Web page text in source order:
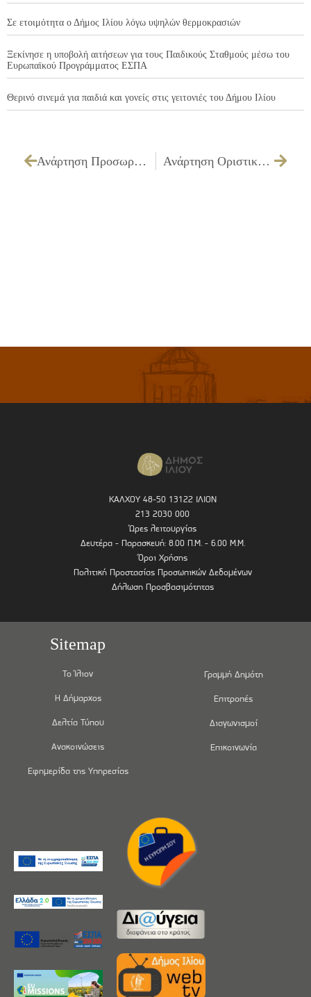
Σε ετοιμότητα ο Δήμος Ιλίου λόγω υψηλών θερμοκρασιών
Ξεκίνησε η υποβολή αιτήσεων για τους Παιδικούς Σταθμούς μέσω του
Ευρωπαϊκού Προγράμματος ΕΣΠΑ
Θερινό σινεμά για παιδιά και γονείς στις γειτονιές του Δήμου Ιλίου
Ανάρτηση Προσωρινών Αποτελεσμάτων της υπ’ αριθμ. 39898/11-07-2024 ανακοίνωσης για την πρόσληψη προσωπικού σε υπηρεσίες καθαρισμού σχολικών μονάδων Ανάρτηση Οριστικών Αποτελεσμάτων της υπ’ αριθμ. 39898/11-07-2024 ανακοίνωσης για την πρόσληψη προσωπικού σε υπηρεσίες καθαρισμού σχολικών μονάδων
ΚΑΛΧΟΥ 48-50 13122 ΙΛΙΟΝ
213 2030 000
Ώρες λειτουργίας
Δευτέρα - Παρασκευή: 8.00 Π.Μ. - 6.00 Μ.Μ.
Όροι Χρήσης
Πολιτική Προστασίας Προσωπικών Δεδομένων
Δήλωση Προσβασιμότητας
Sitemap
Το Ίλιον
Η Δήμαρχος
Δελτία Τύπου
Ανακοινώσεις
Εφημερίδα της Υπηρεσίας
Γραμμή Δημότη
Επιτροπές
Διαγωνισμοί
Επικοινωνία